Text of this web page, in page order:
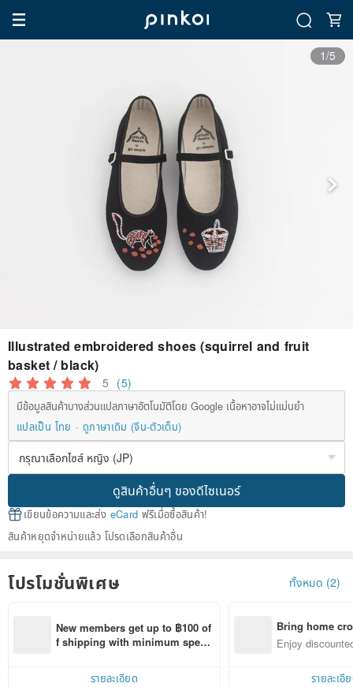
1/5
Illustrated embroidered shoes (squirrel and fruit
basket / black)
5 (5)
มีข้อมูลสินค้าบางส่วนแปลภาษาอัตโนมัติโดย Google เนื้อหาอาจไม่แม่นยำ
แปลเป็น ไทย
ดูภาษาเดิม (จีน-ตัวเต็ม)
ดูสินค้าอื่นๆ ของดีไซเนอร์
เขียนข้อความและส่ง eCard ฟรีเมื่อซื้อสินค้า!
สินค้าหยุดจำหน่ายแล้ว โปรดเลือกสินค้าอื่น
โปรโมชั่นพิเศษ ทั้งหมด (2)
New members get up to ฿100 of
f shipping with minimum spen
within 7 days!
รายละเอียด
Bring home
n with ease
Enjoy
รายละเอี